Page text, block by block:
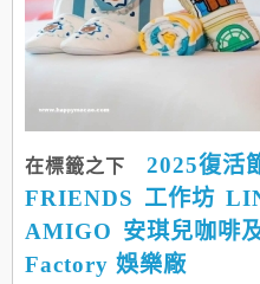
在標籤之下 2025復活
FRIENDS 工作坊
AMIGO 安琪兒咖啡
Factory 娛樂廠